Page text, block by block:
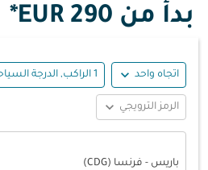
بدأ من 290 EUR*
اتجاه واحد expand_more 1 الراكب, الدرجة السياحية
الرمز الترويجي expand_more
باريس - فرنسا (CDG)